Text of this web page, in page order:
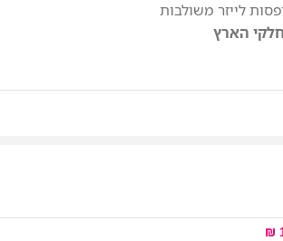
לייזר משולבות